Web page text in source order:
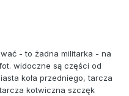
- to żadna militarka - na
widoczne są części od
koła przedniego, tarcza
kotwiczna szczęk